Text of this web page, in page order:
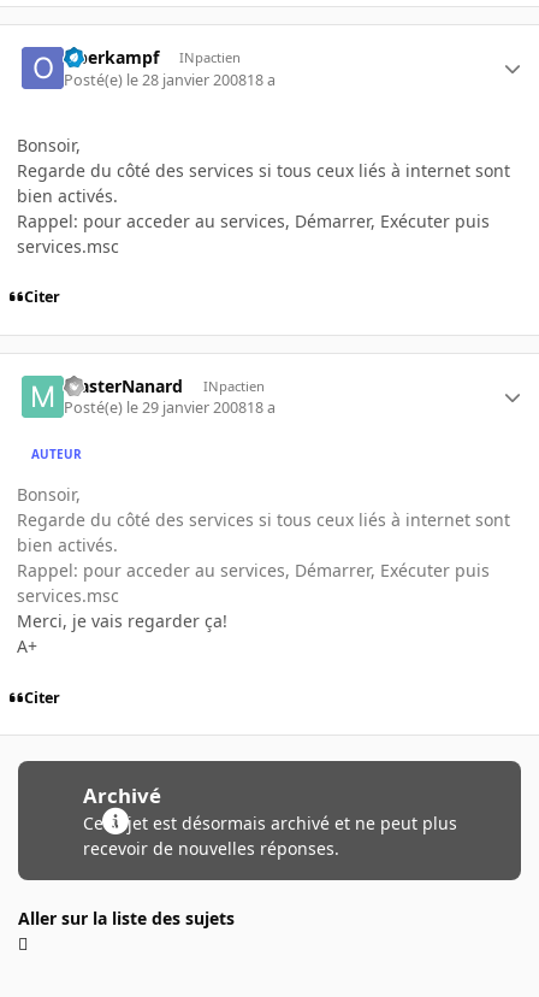
Oberkampf INpactien
Posté(e) le 28 janvier 200818 a
Bonsoir,
Regarde du côté des services si tous ceux liés à internet sont
bien activés.
Rappel: pour acceder au services, Démarrer, Exécuter puis
services.msc
Citer
MasterNanard INpactien
Posté(e) le 29 janvier 200818 a
AUTEUR
Bonsoir,
Regarde du côté des services si tous ceux liés à internet sont
bien activés.
Rappel: pour acceder au services, Démarrer, Exécuter puis
services.msc
Merci, je vais regarder ça!
A+
Citer
Archivé
Ce sujet est désormais archivé et ne peut plus
recevoir de nouvelles réponses.
Aller sur la liste des sujets